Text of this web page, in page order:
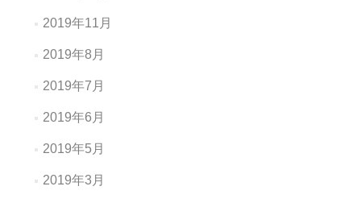
2019年11月
2019年8月
2019年7月
2019年6月
2019年5月
2019年3月